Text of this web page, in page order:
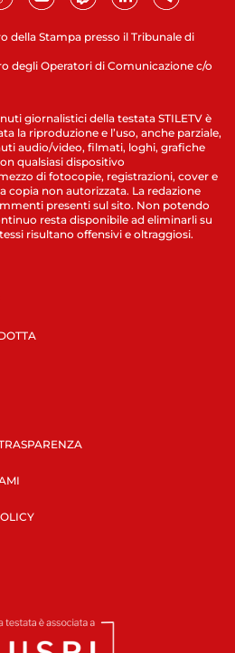
della Stampa presso il Tribunale di
degli Operatori di Comunicazione c/o
giornalistici della testata STILETV è
la riproduzione e l’uso, anche parziale,
audio/video, filmati, loghi, grafiche
qualsiasi dispositivo
di fotocopie, registrazioni, cover e
copia non autorizzata. La redazione
presenti sul sito. Non potendo
resta disponibile ad eliminarli su
risultano offensivi e oltraggiosi.